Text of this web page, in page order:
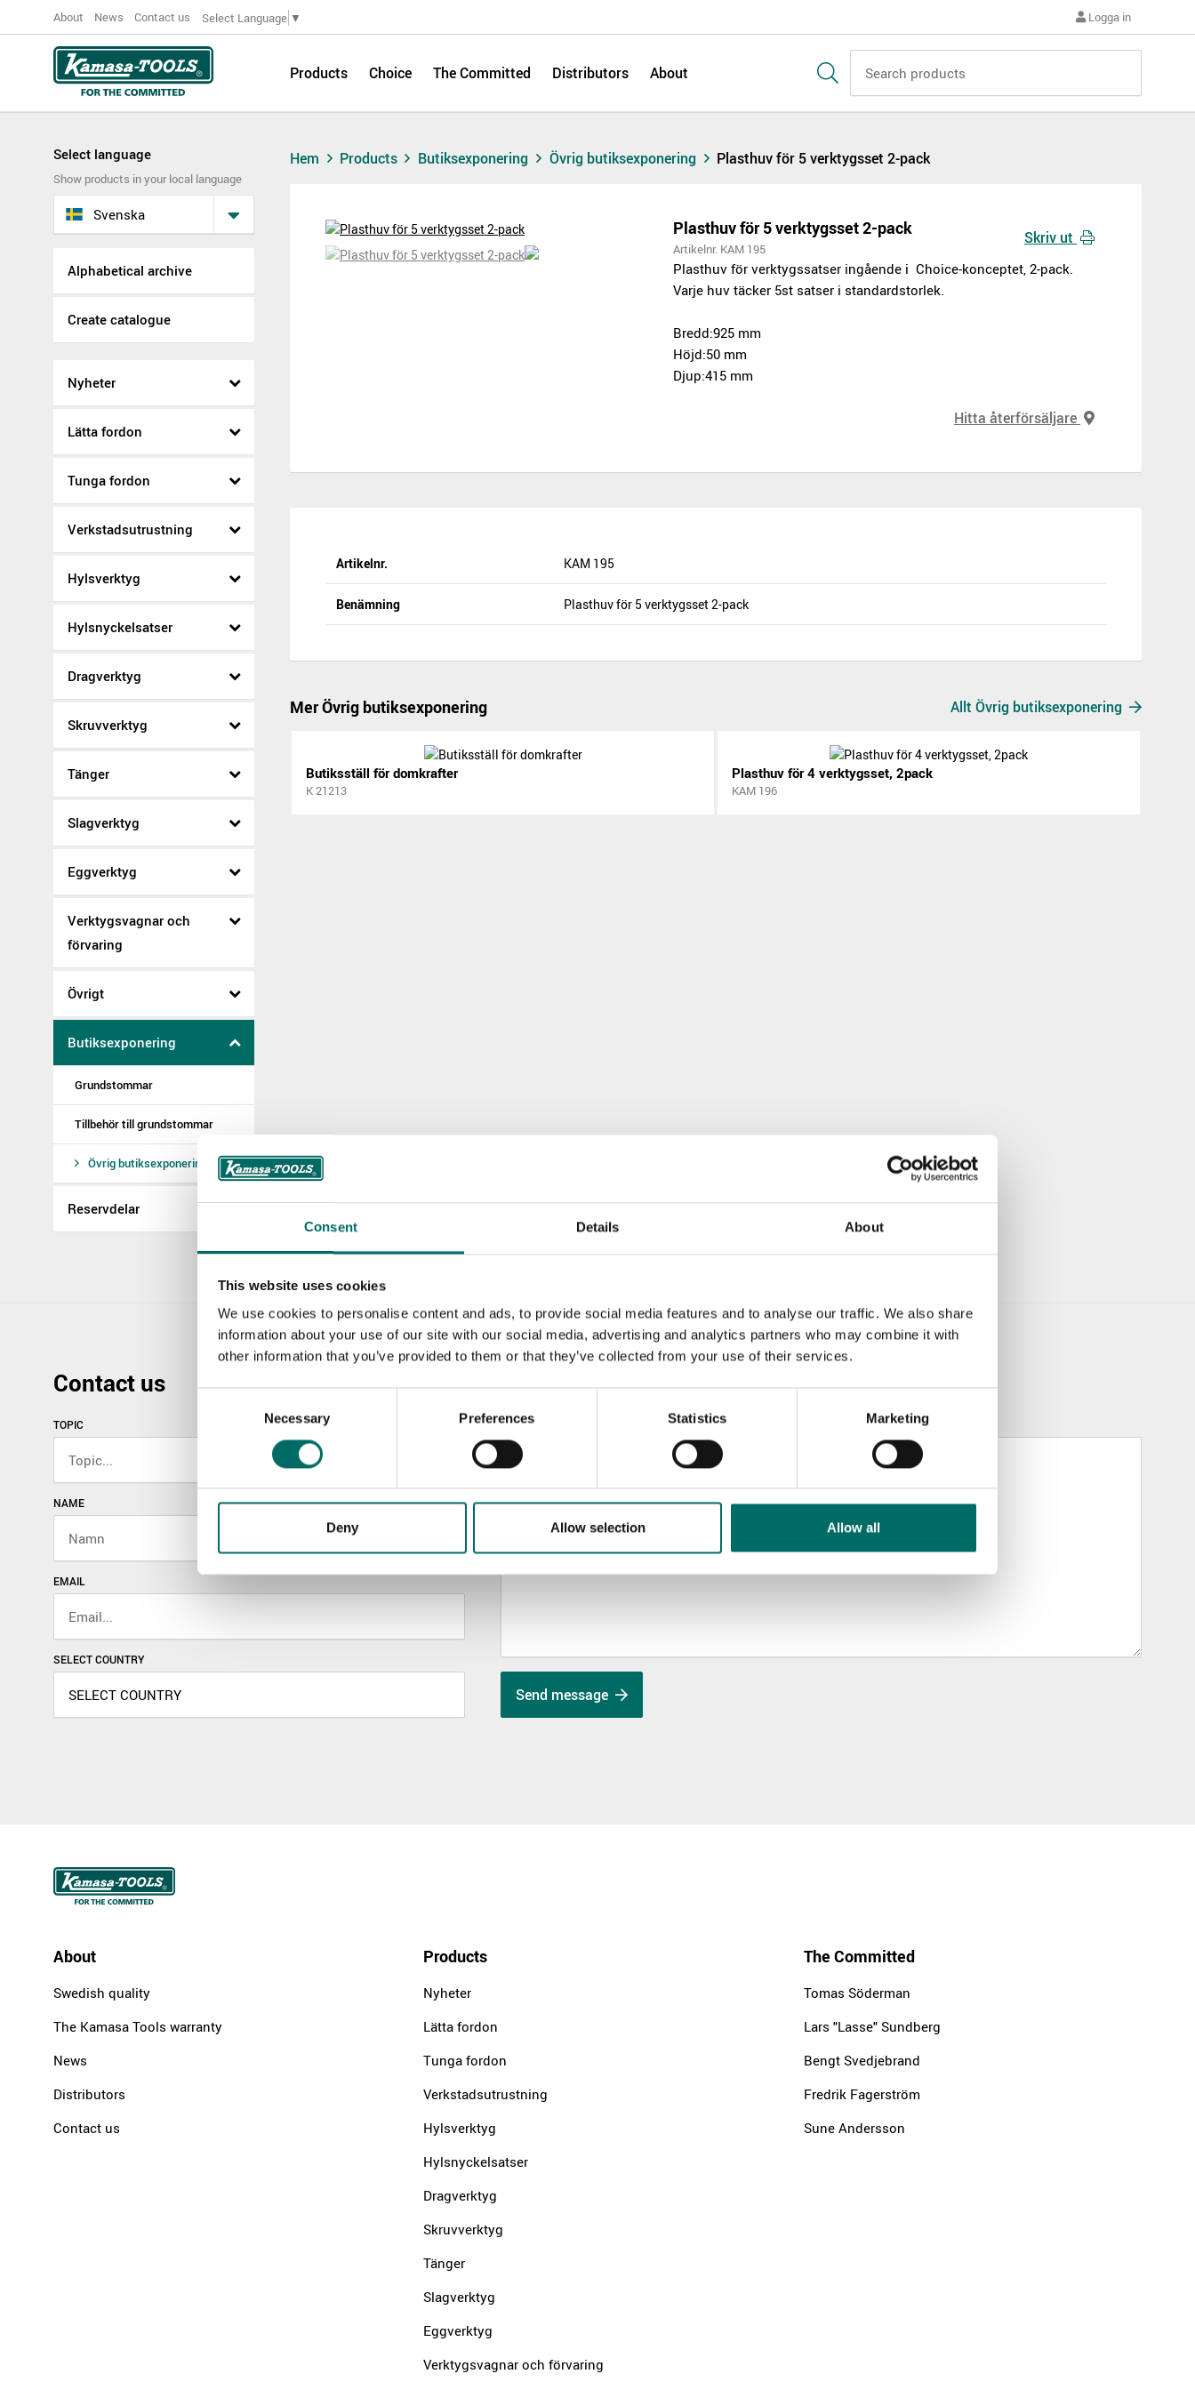
Consent Details About
This website uses cookies
We use cookies to personalise content and ads, to provide social media features and to analyse our traffic. We also share
information about your use of our site with our social media, advertising and analytics partners who may combine it with
other information that you’ve provided to them or that they’ve collected from your use of their services.
Necessary Preferences Statistics Marketing
Deny Allow selection Allow all
About News Contact us Select Language ▼ Logga in
Products Choice The Committed Distributors About
Select language
Show products in your local language
Svenska
Alphabetical archive
Create catalogue
Nyheter
Lätta fordon
Tunga fordon
Verkstadsutrustning
Hylsverktyg
Hylsnyckelsatser
Dragverktyg
Skruvverktyg
Tänger
Slagverktyg
Eggverktyg
Verktygsvagnar och
förvaring
Övrigt
Butiksexponering
Grundstommar
Tillbehör till grundstommar
Övrig butiksexponering
Reservdelar
Hem Products Butiksexponering Övrig butiksexponering Plasthuv för 5 verktygsset 2-pack
Plasthuv för 5 verktygsset 2-pack
Artikelnr. KAM 195
Plasthuv för verktygssatser ingående i Choice-konceptet, 2-pack.
Varje huv täcker 5st satser i standardstorlek.
Bredd:925 mm
Höjd:50 mm
Djup:415 mm
Skriv ut
Hitta återförsäljare
Artikelnr. KAM 195
Benämning Plasthuv för 5 verktygsset 2-pack
Mer Övrig butiksexponering Allt Övrig butiksexponering
Butiksställ för domkrafter
K 21213
Plasthuv för 4 verktygsset, 2pack
KAM 196
Contact us
TOPIC
NAME
EMAIL
SELECT COUNTRY
MESSAGE (written in english)
Send message
About
Swedish quality
The Kamasa Tools warranty
News
Distributors
Contact us
Products
Nyheter
Lätta fordon
Tunga fordon
Verkstadsutrustning
Hylsverktyg
Hylsnyckelsatser
Dragverktyg
Skruvverktyg
Tänger
Slagverktyg
Eggverktyg
Verktygsvagnar och förvaring
The Committed
Tomas Söderman
Lars "Lasse" Sundberg
Bengt Svedjebrand
Fredrik Fagerström
Sune Andersson